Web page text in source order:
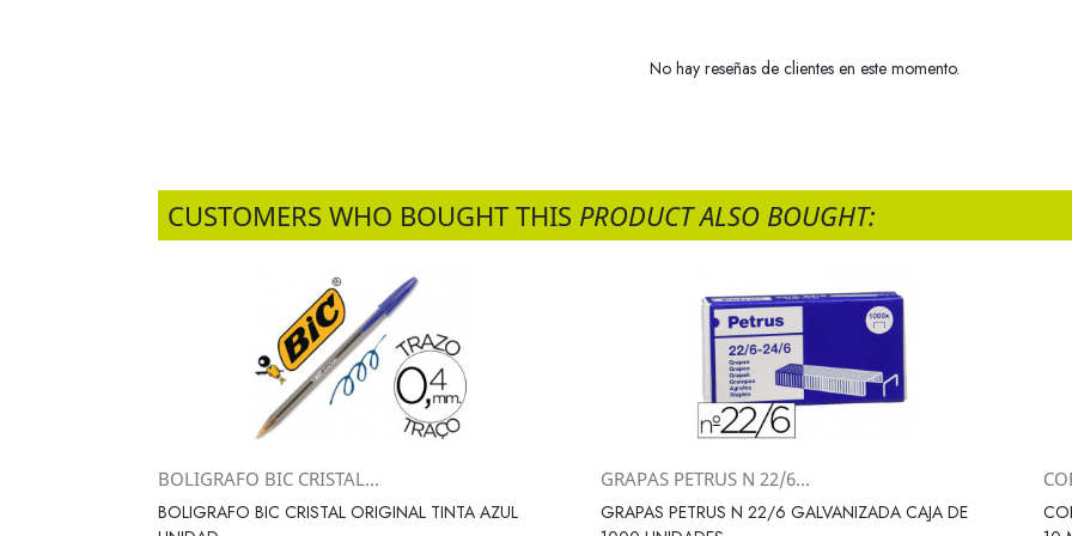
No hay reseñas de clientes en este momento.
CUSTOMERS WHO BOUGHT THIS PRODUCT ALSO BOUGHT:
Vista rápida
BOLIGRAFO BIC CRISTAL...
BOLIGRAFO BIC CRISTAL ORIGINAL TINTA AZUL
 Vista rápida
GRAPAS PETRUS N 22/6...
GRAPAS PETRUS N 22/6 GALVANIZADA CAJA DE